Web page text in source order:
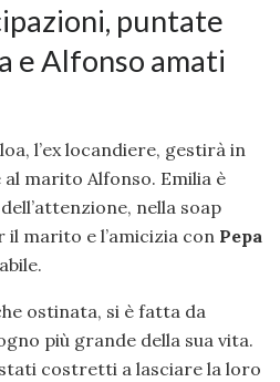
puntate
e Alfonso amati
l’ex locandiere, gestirà in
marito Alfonso. Emilia è
nella soap
marito e l’amicizia con Pepa
ostinata, si è fatta da
più grande della sua vita.
costretti a lasciare la loro